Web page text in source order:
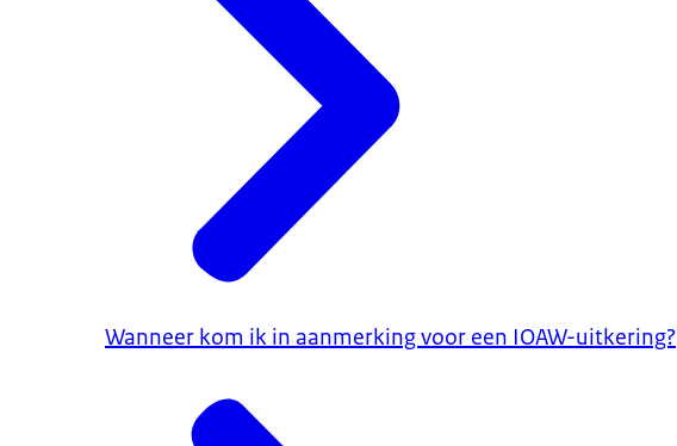
Wanneer kom ik in aanmerking voor een IOAW-uitkering?